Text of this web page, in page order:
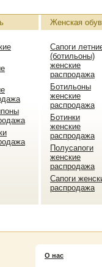
Женская
Сапоги
(ботильоны)
женские
распродажа
Ботильоны
женские
распродажа
Ботинки
женские
распродажа
Полусапоги
женские
распродажа
Сапоги
распродажа
О нас